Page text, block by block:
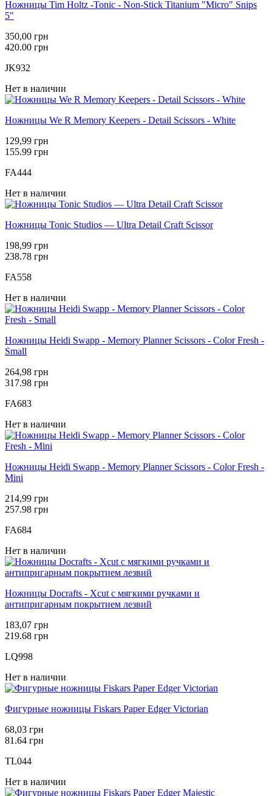
Ножницы Tim Holtz -Tonic - Non-Stick Titanium "Micro" Snips
5"
350,00 грн
420.00 грн
JK932
Нет в наличии
Ножницы We R Memory Keepers - Detail Scissors - White
129,99 грн
155.99 грн
FA444
Нет в наличии
Ножницы Tonic Studios — Ultra Detail Craft Scissor
198,99 грн
238.78 грн
FA558
Нет в наличии
Ножницы Heidi Swapp - Memory Planner Scissors - Color Fresh -
Small
264,98 грн
317.98 грн
FA683
Нет в наличии
Ножницы Heidi Swapp - Memory Planner Scissors - Color Fresh -
Mini
214,99 грн
257.98 грн
FA684
Нет в наличии
Ножницы Docrafts - Xcut с мягкими ручками и
антипригарным покрытием лезвий
183,07 грн
219.68 грн
LQ998
Нет в наличии
Фигурные ножницы Fiskars Paper Edger Victorian
68,03 грн
81.64 грн
TL044
Нет в наличии